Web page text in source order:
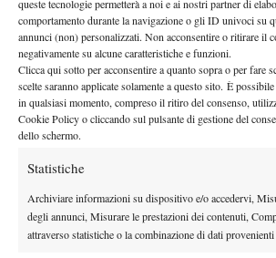
queste tecnologie permetterà a noi e ai nostri partner di
comportamento durante la navigazione o gli ID univoci su
annunci (non) personalizzati. Non acconsentire o ritirare il
negativamente su alcune caratteristiche e funzioni.
Clicca qui sotto per acconsentire a quanto sopra o per fare
scelte saranno applicate solamente a questo sito. È
in qualsiasi momento, compreso il ritiro del consenso,
Cookie Policy o cliccando sul pulsante di gestione del
dello schermo.
Statistiche
Archiviare informazioni su dispositivo e/o accedervi,
degli annunci, Misurare le prestazioni dei contenuti,
attraverso statistiche o la combinazione di dati
per battere Steve Johnson sul Centrale prima
Tsitsipas. Il tennista di Sesto Pusteria si è
due precedenti sul tour ATP, sia ad Anversa
indoor, che nel 2023 sul rosso di Monte-
SINNER & MUSETTI Story –
SU YOUTUBE